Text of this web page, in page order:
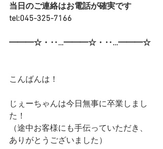
当日のご連絡はお電話が確実です
tel:045-325-7166
━━━☆・‥…━━━☆・‥…━━━☆
こんばんは！
じぇーちゃんは今日無事に卒業しまし
た！
（途中お客様にも手伝っていただき、
ありがとうございました）